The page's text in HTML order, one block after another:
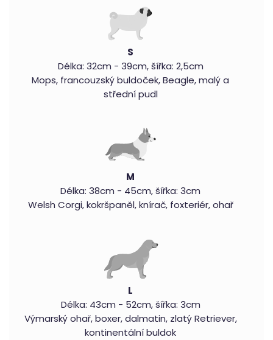
S
Délka: 32cm - 39cm, šířka: 2,5cm
Mops, francouzský buldoček, Beagle, malý a
střední pudl
M
Délka: 38cm - 45cm, šířka: 3cm
Welsh Corgi, kokršpaněl, knírač, foxteriér, ohař
L
Délka: 43cm - 52cm, šířka: 3cm
Výmarský ohař, boxer, dalmatin, zlatý Retriever,
kontinentální buldok